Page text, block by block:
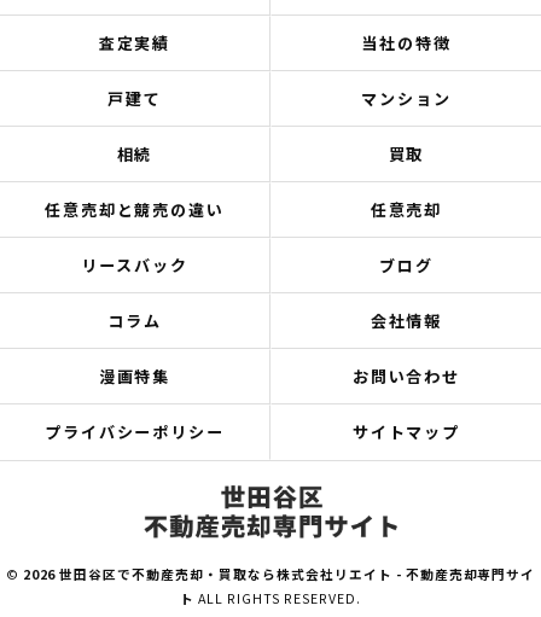
査定実績 当社の特徴
戸建て マンション
相続 買取
任意売却と競売の違い 任意売却
リースバック ブログ
コラム 会社情報
漫画特集 お問い合わせ
プライバシーポリシー サイトマップ
© 2026 世田谷区で不動産売却・買取なら株式会社リエイト - 不動産売却専門サイ
ト ALL RIGHTS RESERVED.